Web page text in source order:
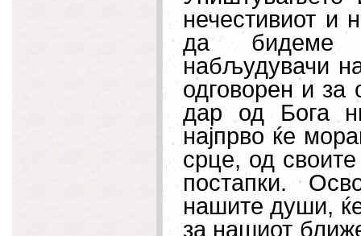
нечестивиот и
да бидеме
набљудувачи
одговорен и за
дар од Бога
најпрво ќе
срце, од
постапки.
нашите души,
за нашиот